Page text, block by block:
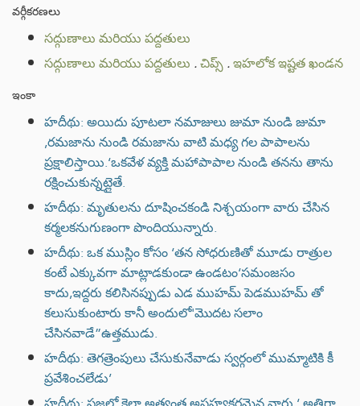
వర్గీకరణలు
సద్గుణాలు మరియు పద్దతులు
సద్గుణాలు మరియు పద్దతులు .చిప్స్.ఇహలోక ఇష్టత ఖండన
ఇంకా
హదీథు: అయిదు పూటలా నమాజులు జుమా నుండి జుమా
,రమజాను నుండి రమజాను వాటి మధ్య గల పాపాలను
ప్రక్షాలిస్తాయి.‘ఒకవేళ వ్యక్తి మహాపాపాల నుండి తనను తాను
రక్షించుకున్నట్లైతే.
హదీథు: మృతులను దూషించకండి నిశ్చయంగా వారు చేసిన
కర్మలకనుగుణంగా పొందియున్నారు.
హదీథు: ఒక ముస్లిం కోసం ‘తన సోధరుణితో మూడు రాత్రుల
కంటే ఎక్కువగా మాట్లాడకుండా ఉండటం‘సమంజసం
కాదు,ఇద్దరు కలిసినప్పుడు ఎడ ముహమ్ పెడముహమ్ తో
కలుసుకుంటారు కానీ అందులో'మొదట సలాం
చేసినవాడే”ఉత్తముడు.
హదీథు: తెగత్రెంపులు చేసుకునేవాడు స్వర్గంలో ముమ్మాటికి కీ
ప్రవేశించలేడు’